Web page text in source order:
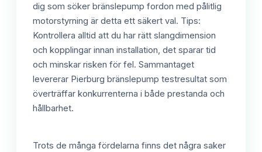
dig som söker bränslepump fordon med pålitlig
motorstyrning är detta ett säkert val. Tips:
Kontrollera alltid att du har rätt slangdimension
och kopplingar innan installation, det sparar tid
och minskar risken för fel. Sammantaget
levererar Pierburg bränslepump testresultat som
överträffar konkurrenterna i både prestanda och
hållbarhet.
Trots de många fördelarna finns det några saker